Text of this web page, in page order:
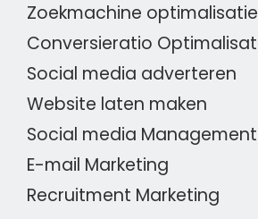
Zoekmachine optimalisatie
Conversieratio
Social media adverteren
Website laten maken
Social media Management
E-mail Marketing
Recruitment Marketing